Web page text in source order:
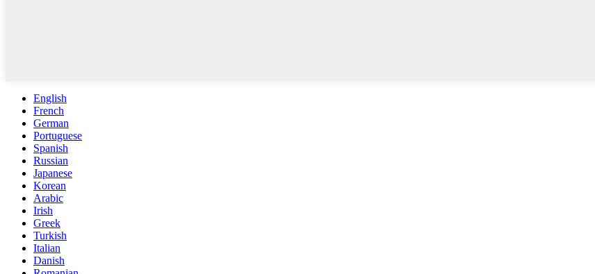
English
French
German
Portuguese
Spanish
Russian
Japanese
Korean
Arabic
Irish
Greek
Turkish
Italian
Danish